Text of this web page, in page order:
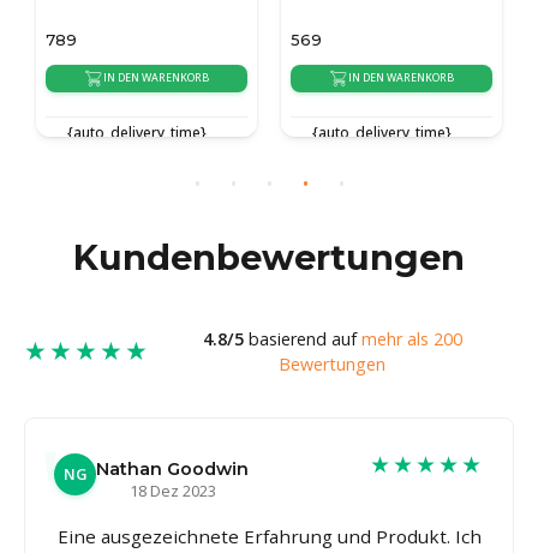
789
IN DEN WARENKORB
{auto_delivery_time}
569
IN DEN WARENKORB
{auto_delivery_time}
Kundenbewertungen
★★★★★ 4.8/5basierend aufmehr als 200
Bewertungen
NG Nathan Goodwin
18 Dez 2023
★★★★★
Eine ausgezeichnete Erfahrung und Produkt. Ich